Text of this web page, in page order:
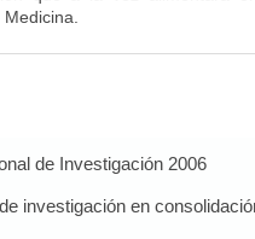
de Investigación 2006
investigación en